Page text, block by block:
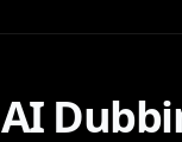
AI